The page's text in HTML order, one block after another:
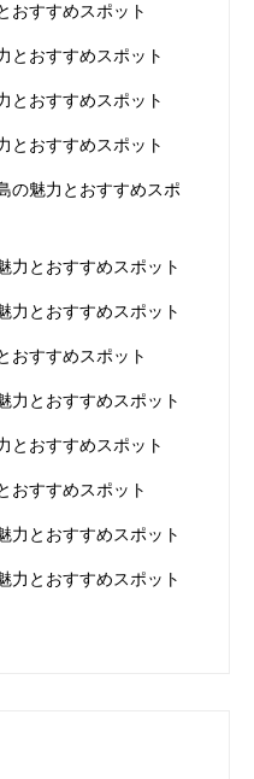
おすすめスポット
とおすすめスポット
とおすすめスポット
とおすすめスポット
の魅力とおすすめスポ
力とおすすめスポット
力とおすすめスポット
おすすめスポット
力とおすすめスポット
とおすすめスポット
おすすめスポット
力とおすすめスポット
力とおすすめスポット